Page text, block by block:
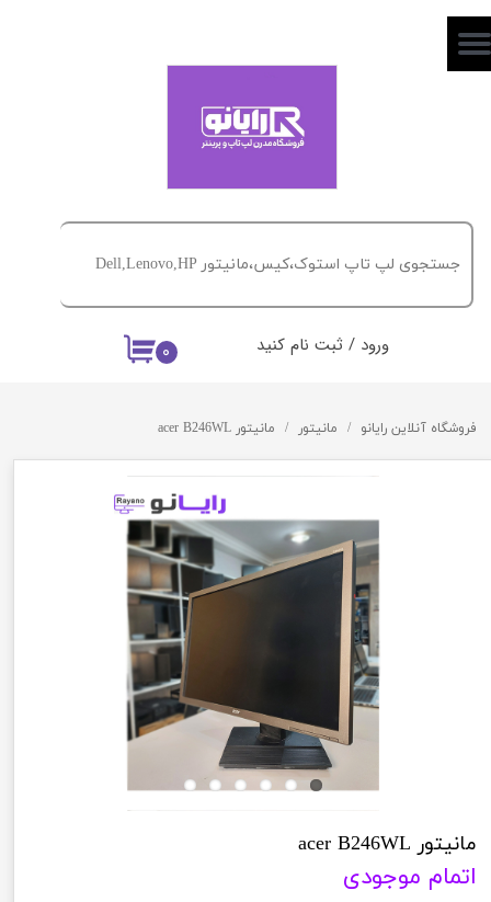
۰ ورود / ثبت نام کنید
حساب کاربری من
خروج از حساب کاربری
فروشگاه آنلاین رایانو مانیتور مانیتور acer B246WL
مانیتور acer B246WL
اتمام موجودی